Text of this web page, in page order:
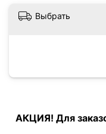
Выбрать
АКЦИЯ! Для